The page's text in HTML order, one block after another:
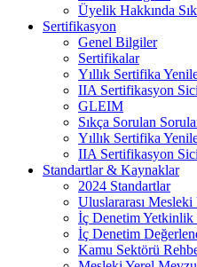
Üyelik Hakkında
Sertifikasyon
Genel Bilgiler
Sertifikalar
Yıllık Sertifika
IIA Sertifikasyon
GLEIM
Sıkça Sorulan
Yıllık Sertifika
IIA Sertifikasyon
Standartlar & Kaynaklar
2024 Standartlar
Uluslararası
İç Denetim Yetkinlik
İç Denetim
Kamu Sektörü